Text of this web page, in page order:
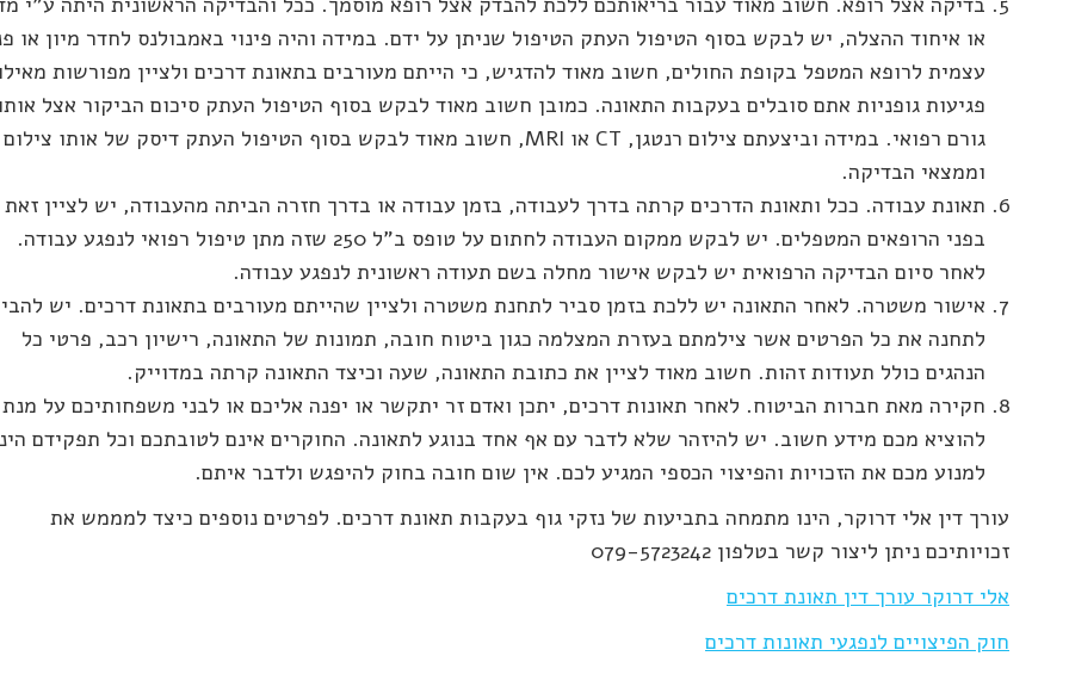
או איחוד ההצלה, יש לבקש בסוף הטיפול העתק הטיפול שניתן על ידם. במידה והיה פינוי באמבולנס לחדר מיון או
עצמית לרופא המטפל בקופת החולים, חשוב מאוד להדגיש, כי הייתם מעורבים בתאונת דרכים ולציין מפורשות
פגיעות גופניות אתם סובלים בעקבות התאונה. כמובן חשוב מאוד לבקש בסוף הטיפול העתק סיכום הביקור אצל
גורם רפואי. במידה וביצעתם צילום רנטגן, CT או MRI, חשוב מאוד לבקש בסוף הטיפול העתק דיסק של אותו צילום
וממצאי הבדיקה.
תאונת עבודה. ככל ותאונת הדרכים קרתה בדרך לעבודה, בזמן עבודה או בדרך חזרה הביתה מהעבודה, יש לציין זאת
בפני הרופאים המטפלים. יש לבקש ממקום העבודה לחתום על טופס ב"ל 250 שזה מתן טיפול רפואי לנפגע עבודה.
לאחר סיום הבדיקה הרפואית יש לבקש אישור מחלה בשם תעודה ראשונית לנפגע עבודה.
אישור משטרה. לאחר התאונה יש ללכת בזמן סביר לתחנת משטרה ולציין שהייתם מעורבים בתאונת דרכים. יש
לתחנה את כל הפרטים אשר צילמתם בעזרת המצלמה כגון ביטוח חובה, תמונות של התאונה, רישיון רכב, פרטי כל
הנהגים כולל תעודות זהות. חשוב מאוד לציין את כתובת התאונה, שעה וכיצד התאונה קרתה במדוייק.
חקירה מאת חברות הביטוח. לאחר תאונות דרכים, יתכן ואדם זר יתקשר או יפנה אליכם או לבני משפחותיכם על מנת
להוציא מכם מידע חשוב. יש להיזהר שלא לדבר עם אף אחד בנוגע לתאונה. החוקרים אינם לטובתכם וכל תפקידם
למנוע מכם את הזכויות והפיצוי הכספי המגיע לכם. אין שום חובה בחוק להיפגש ולדבר איתם.
עורך דין אלי דרוקר, הינו מתמחה בתביעות של נזקי גוף בעקבות תאונת דרכים. לפרטים נוספים כיצד למממש את
זכויותיכם ניתן ליצור קשר בטלפון 079-5723242
אלי דרוקר עורך דין תאונת דרכים
חוק הפיצויים לנפגעי תאונות דרכים